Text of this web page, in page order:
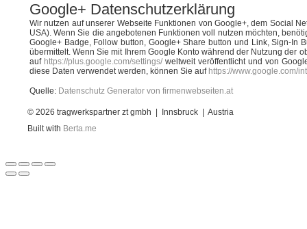
Google+ Datenschutzerklärung
Wir nutzen auf unserer Webseite Funktionen von Google+, dem Social
USA). Wenn Sie die angebotenen Funktionen voll nutzen möchten,
Google+ Badge, Follow button, Google+ Share button und Link, Sign-In
übermittelt. Wenn Sie mit Ihrem Google Konto während der Nutzung der
auf https://plus.google.com/settings/weltweit veröffentlicht und von
diese Daten verwendet werden, können Sie auf https://www.google.com/
Quelle: Datenschutz Generator von firmenwebseiten.at
© 2026 tragwerkspartner zt
Built with Berta.me